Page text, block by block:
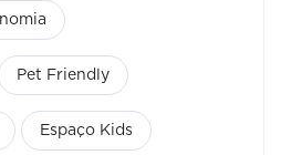
Pet Friendly
Espaço Kids